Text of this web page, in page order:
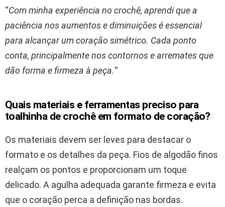
“Com minha experiência no crochê, aprendi que a
paciência nos aumentos e diminuições é essencial
para alcançar um coração simétrico. Cada ponto
conta, principalmente nos contornos e arremates que
dão forma e firmeza à peça.“
Quais materiais e ferramentas preciso para
toalhinha de crochê em formato de coração?
Os materiais devem ser leves para destacar o
formato e os detalhes da peça. Fios de algodão finos
realçam os pontos e proporcionam um toque
delicado. A agulha adequada garante firmeza e evita
que o coração perca a definição nas bordas.